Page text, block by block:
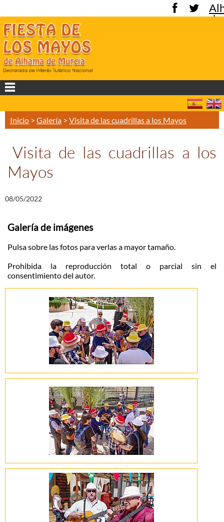
de
Inicio > Galería > Visita de las cuadrillas a los Mayos
Visita de las cuadrillas a los
Mayos
08/05/2022
Galería de imágenes
Pulsa sobre las fotos para verlas a mayor tamaño.
Prohibida la reproducción total o parcial sin el
consentimiento del autor.